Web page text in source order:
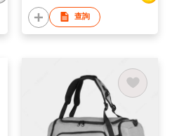
查詢